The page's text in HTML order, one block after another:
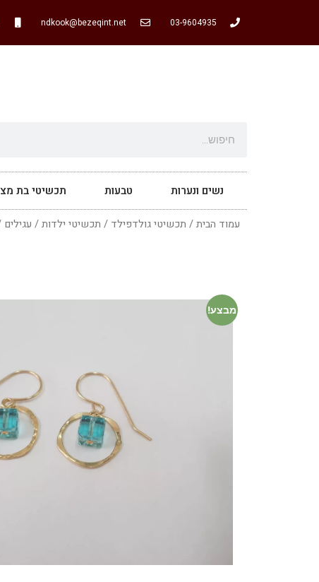
03-9604935
ndkook@bezeqint.net
נשים ונערות טבעות תכשיטי בת
עמוד הבית/ תכשיטי גולדפילד / תכשיטי ילדות/ עגילים
מבצע!